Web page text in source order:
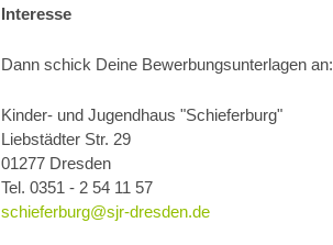
Interesse
Dann schick Deine Bewerbungsunterlagen an:
Kinder- und Jugendhaus "Schieferburg"
Liebstädter Str. 29
01277 Dresden
Tel. 0351 - 2 54 11 57
schieferburg@sjr-dresden.de